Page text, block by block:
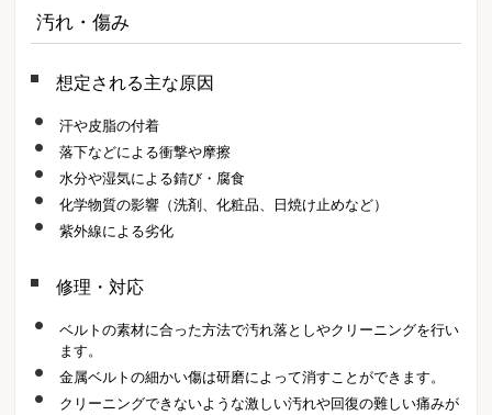
汚れ・傷み
想定される主な原因
汗や皮脂の付着
落下などによる衝撃や摩擦
水分や湿気による錆び・腐食
化学物質の影響（洗剤、化粧品、日焼け止めなど）
紫外線による劣化
修理・対応
ベルトの素材に合った方法で汚れ落としやクリーニングを行い
ます。
金属ベルトの細かい傷は研磨によって消すことができます。
クリーニングできないような激しい汚れや回復の難しい痛みが